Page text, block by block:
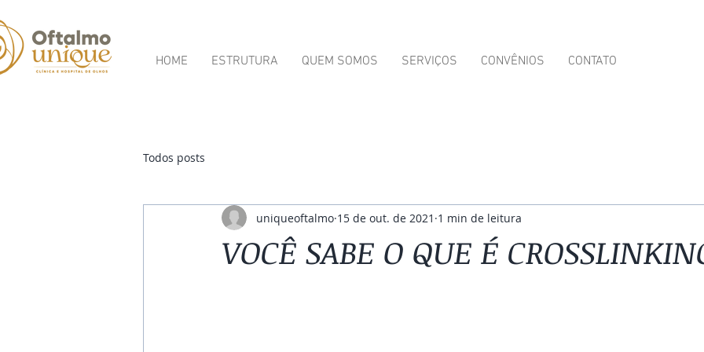
HOME ESTRUTURA QUEM SOMOS SERVIÇOS CONVÊNIOS CONTATO
Todos posts
VOCÊ SABE O QUE É
uniqueoftalmo 15 de out. de 2021 1 min de leitura